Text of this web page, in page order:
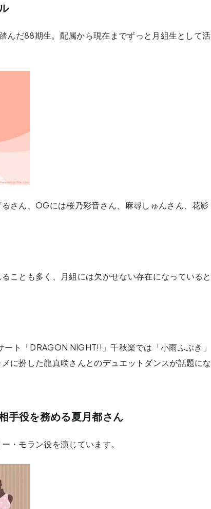
んだ88期生。配属から現在までずっと月組生として活
さん、OGには桜乃彩音さん、麻尋しゅんさん、花影
ことも多く、月組には欠かせない存在になっていると
ト「DRAGON NIGHT!!」千秋楽では「小雨ふぶき」
に扮した龍真咲さんとのデュエットダンスが話題にな
手役を務める夏月都さん
・モラン役を演じています。